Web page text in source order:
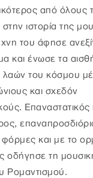
από όλους
ιστορία της
του άφησε
και ένωσε τα
λαών του κόσμου
και σχεδόν
Επαναστατικός
και με το
οδήγησε τη
Ρομαντισμού.